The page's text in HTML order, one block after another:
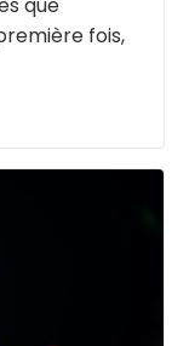
que
fois,